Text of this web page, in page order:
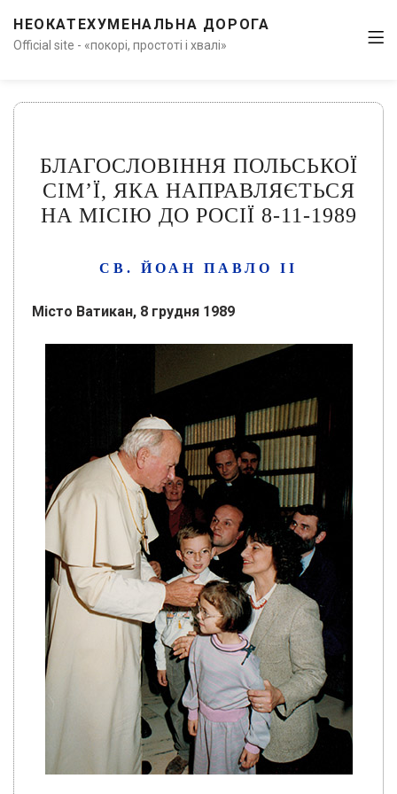
НЕОКАТЕХУМЕНАЛЬНА ДОРОГА
Official site - «покорі, простоті і хвалі»
БЛАГОСЛОВІННЯ ПОЛЬСЬКОЇ
СІМ’Ї, ЯКА НАПРАВЛЯЄТЬСЯ
НА МІСІЮ ДО РОСІЇ 8-11-1989
СВ. ЙОАН ПАВЛО ІІ
Місто Ватикан, 8 грудня 1989